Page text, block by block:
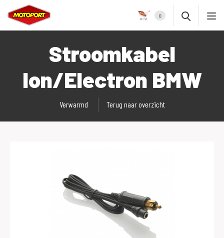
0
Stroomkabel
Ion/Electron BMW
Verwarmd Terug naar overzicht